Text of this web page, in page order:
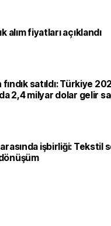
alım fiyatları açıklandı
satıldı: Türkiye
2,4 milyar dolar gelir
arasında işbirliği: Tekstil